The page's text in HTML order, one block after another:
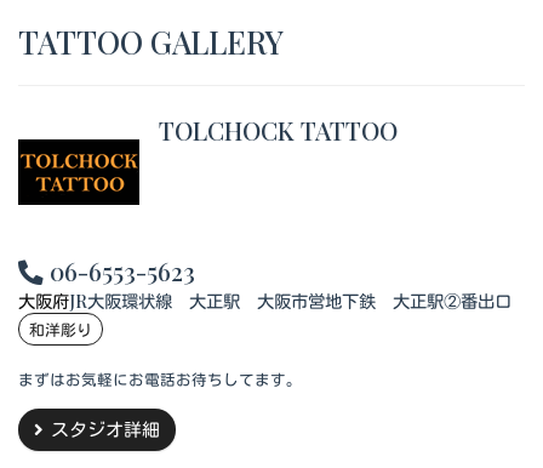
TATTOO GALLERY
TOLCHOCK TATTOO
06-6553-5623
大阪府JR大阪環状線 大正駅 大阪市営地下鉄 大正駅②番出口
和洋彫り
まずはお気軽にお電話お待ちしてます。
スタジオ詳細